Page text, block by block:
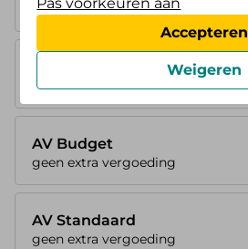
je betaalt eigen risico
geen extra vergoeding
AV Budget
geen extra vergoeding
AV Standaard
geen extra vergoeding
Accepteren
Weigeren